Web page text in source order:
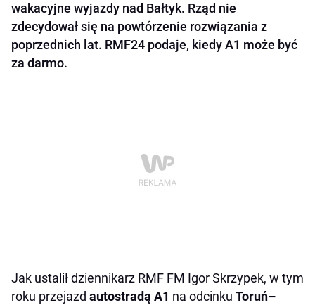
wakacyjne wyjazdy nad Bałtyk. Rząd nie
zdecydował się na powtórzenie rozwiązania z
poprzednich lat. RMF24 podaje, kiedy A1 może być
za darmo.
Jak ustalił dziennikarz RMF FM Igor Skrzypek, w tym
roku przejazd autostradą A1 na odcinku Toruń–